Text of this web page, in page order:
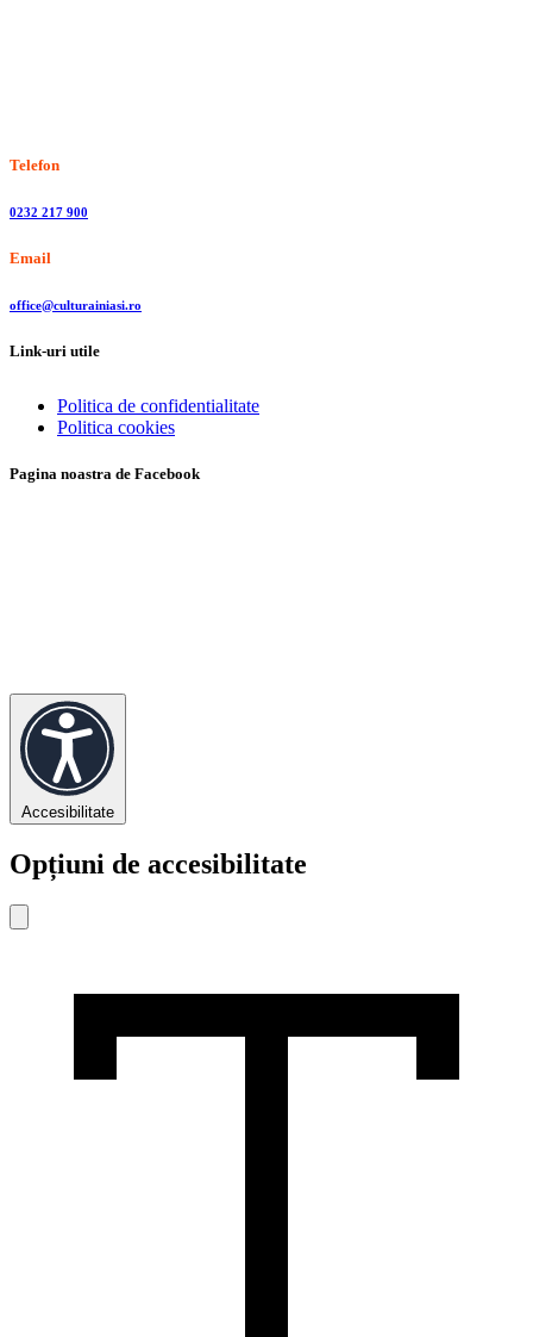
Telefon
0232 217 900
Email
office@culturainiasi.ro
Link-uri utile
Politica de confidentialitate
Politica cookies
Pagina noastra de Facebook
Accesibilitate
Opțiuni de accesibilitate